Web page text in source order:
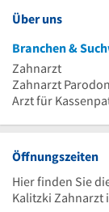
Über uns
Branchen &
Zahnarzt
Zahnarzt
Arzt für
Öffnungszeiten
Hier finden Sie
Kalitzki Zahnarzt